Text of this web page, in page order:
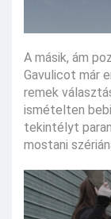
A másik, ám
Gavulicot már
remek
ismételten
tekintélyt
mostani